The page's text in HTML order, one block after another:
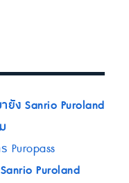
ยัง Sanrio Puroland
Puropass
Puroland